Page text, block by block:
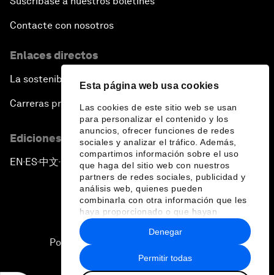
Esta página web usa cookies
Las cookies de este sitio web se usan
para personalizar el contenido y los
anuncios, ofrecer funciones de redes
sociales y analizar el tráfico. Además,
compartimos información sobre el uso
que haga del sitio web con nuestros
partners de redes sociales, publicidad y
análisis web, quienes pueden
combinarla con otra información que les
haya proporcionado o que hayan
recopilado a partir del uso que haya
hecho de sus servicios.
Permitir todas
Denegar
Contacte con nosotros
Enlaces directos
La sostenibilidad en el Foro
Carreras profesionales
Ediciones en otros idiomas
EN ▪ES▪中文▪ 日本語
Política de privacidad y normas de uso
Sitemap